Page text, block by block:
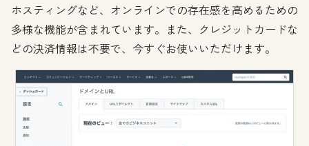
ホスティングなど、オンラインでの存在感を高めるための
多様な機能が含まれています。また、クレジットカードな
どの決済情報は不要で、今すぐお使いいただけます。